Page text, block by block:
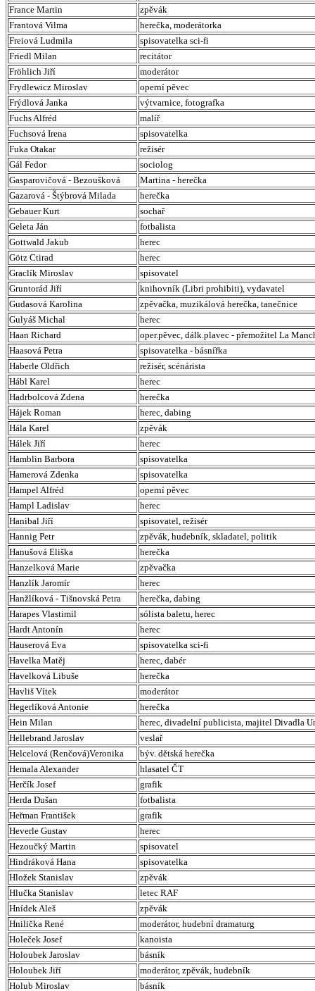
France Martin
zpěvák
Frantová Vilma
herečka, moderátorka
Freiová Ludmila
spisovatelka sci-fi
Friedl Milan
recitátor
Fröhlich Jiří
moderátor
Frydlewicz Miroslav
operní pěvec
Frýdlová Janka
výtvarnice, fotografka
Fuchs Alfréd
malíř
Fuchsová Irena
spisovatelka
Fuka Otakar
režisér
Gál Fedor
sociolog
Gasparovičová - Bezoušková
Martina - herečka
Gazarová - Štýbrová Milada
herečka
Gebauer Kurt
sochař
Geleta Ján
fotbalista
Gottwald Jakub
herec
Götz Ctirad
herec
Graclík Miroslav
spisovatel
Gruntorád Jiří
knihovník (Libri prohibiti), vydavatel
Gudasová Karolina
zpěvačka, muzikálová herečka, tanečnice
Gulyáš Michal
herec
Haan Richard
oper.pěvec, dálk.plavec - přemožitel La
Haasová Petra
spisovatelka - básnířka
Haberle Oldřich
režisér, scénárista
Hábl Karel
herec
Hadrbolcová Zdena
herečka
Hájek Roman
herec, dabing
Hála Karel
zpěvák
Hálek Jiří
herec
Hamblin Barbora
spisovatelka
Hamerová Zdenka
spisovatelka
Hampel Alfréd
operní pěvec
Hampl Ladislav
herec
Hanibal Jiří
spisovatel, režisér
Hannig Petr
zpěvák, hudebník, skladatel, politik
Hanušová Eliška
herečka
Hanzelková Marie
zpěvačka
Hanzlík Jaromír
herec
Hanžlíková - Tišnovská Petra
herečka, dabing
Harapes Vlastimil
sólista baletu, herec
Hardt Antonín
herec
Hauserová Eva
spisovatelka sci-fi
Havelka Matěj
herec, dabér
Havelková Libuše
herečka
Havliš Vítek
moderátor
Hegerlíková Antonie
herečka
Hein Milan
herec, divadelní publicista, majitel Divadla
Hellebrand Jaroslav
veslař
Helcelová (Renčová)Veronika
býv. dětská herečka
Hemala Alexander
hlasatel ČT
Herčík Josef
grafik
Herda Dušan
fotbalista
Heřman František
grafik
Heverle Gustav
herec
Hezoučký Martin
spisovatel
Hindráková Hana
spisovatelka
Hložek Stanislav
zpěvák
Hlučka Stanislav
letec RAF
Hnídek Aleš
zpěvák
Hnilička René
moderátor, hudební dramaturg
Holeček Josef
kanoista
Holoubek Jaroslav
básník
Holoubek Jiří
moderátor, zpěvák, hudebník
Holub Miroslav
básník